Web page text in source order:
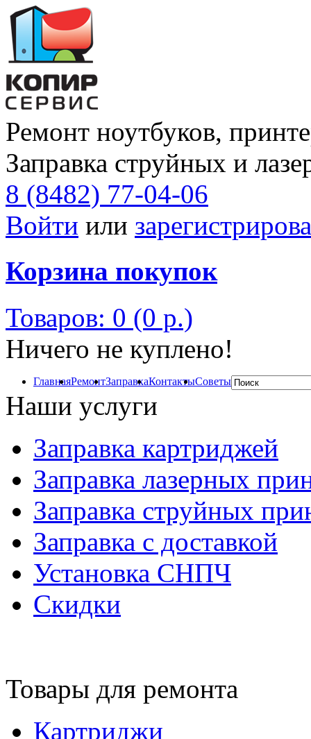
Ремонт ноутбуков,
Заправка струйных и
8 (8482) 77-04-06
Войти или
Корзина покупок
Товаров: 0 (0 р.)
Ничего не куплено!
ГлавнаяРемонтЗаправкаКонтактыСоветы
Наши услуги
Заправка картриджей
Заправка лазерных
Заправка струйных
Заправка с доставкой
Установка СНПЧ
Скидки
Товары для ремонта
Картриджи